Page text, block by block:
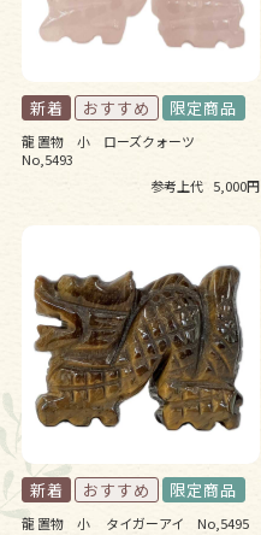
龍 置物 小 ローズクォーツ
No,5493
参考上代 5,000円
龍 置物 小 タイガーアイ No,5495